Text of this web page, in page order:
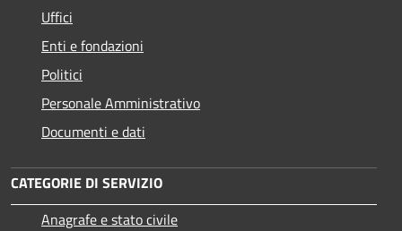
Uffici
Enti e fondazioni
Politici
Personale Amministrativo
Documenti e dati
CATEGORIE DI SERVIZIO
Anagrafe e stato civile